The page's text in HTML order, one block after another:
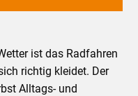
ist das Radfahren
richtig kleidet. Der
Alltags- und